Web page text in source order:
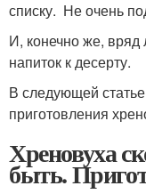
списку. Не очень
И, конечно же, вряд
напиток к десерту.
В следующей
приготовления
Хреновуха
быть.